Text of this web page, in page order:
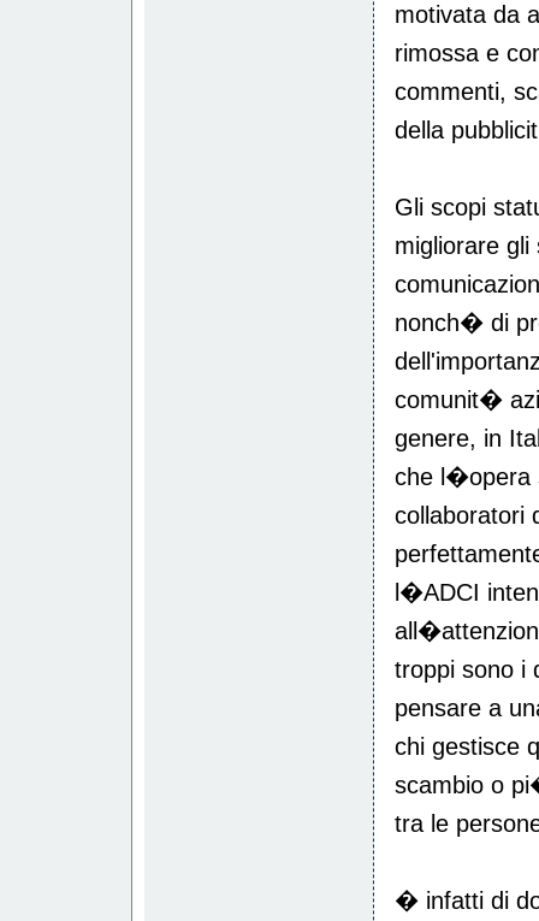
motivata da
rimossa e
commenti,
della
Gli scopi
migliorare
nonch� di
comunit�
genere, in
che l�opera
collaboratori
l�ADCI
troppi sono i
pensare a
chi gestisce
scambio o
tra le
� infatti di